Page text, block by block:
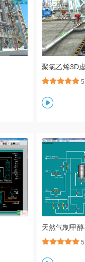
聚氯乙烯3D
天然气制甲